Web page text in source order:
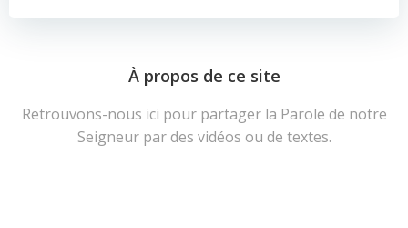
À propos de ce site
Retrouvons-nous ici pour partager la Parole de notre
Seigneur par des vidéos ou de textes.